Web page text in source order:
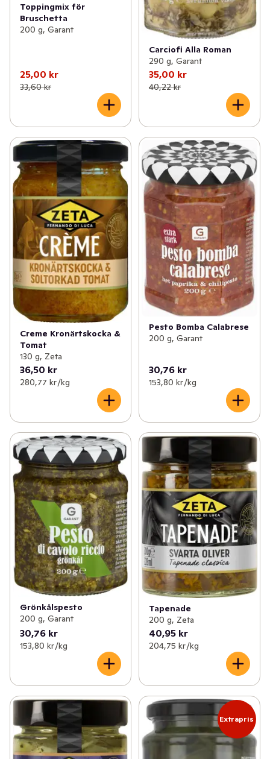
Toppingmix för
Bruschetta
200 g, Garant
25,00 kr
33,60 kr
Carciofi Alla Roman
290 g, Garant
35,00 kr
40,22 kr
Creme Kronärtskocka &
Tomat
130 g, Zeta
36,50 kr
280,77 kr /kg
Pesto Bomba Calabrese
200 g, Garant
30,76 kr
153,80 kr /kg
Grönkålspesto
200 g, Garant
30,76 kr
153,80 kr /kg
Tapenade
200 g, Zeta
40,95 kr
204,75 kr /kg
Extrapris